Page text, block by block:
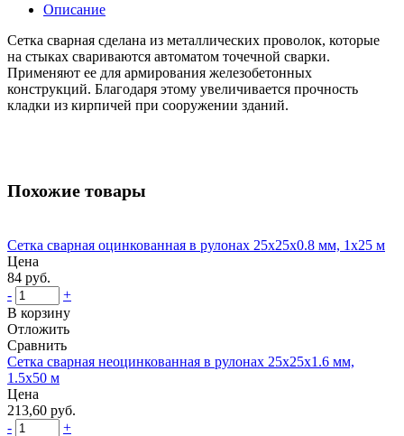
Описание
Сетка сварная сделана из металлических проволок, которые
на стыках свариваются автоматом точечной сварки.
Применяют ее для армирования железобетонных
конструкций. Благодаря этому увеличивается прочность
кладки из кирпичей при сооружении зданий.
Похожие товары
Сетка сварная оцинкованная в рулонах 25x25x0.8 мм, 1x25 м
Цена
84 руб.
-
+
В корзину
Отложить
Сравнить
Сетка сварная неоцинкованная в рулонах 25x25x1.6 мм,
1.5x50 м
Цена
213,60 руб.
-
+